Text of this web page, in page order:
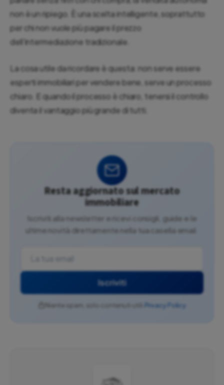
non è un ripiego. È una scelta intelligente, soprattutto
per chi non vuole più pagare il prezzo
dell'intermediazione tradizionale.
La cosa utile da ricordare è questa: non serve essere
esperti immobiliari per vendere bene, serve un processo
chiaro. E quando il processo è chiaro, tenersi il controllo
diventa il vantaggio più grande di tutti.
Resta aggiornato sul mercato
immobiliare
Iscriviti alla newsletter e ricevi consigli, guide e le
ultime novità direttamente nella tua casella email.
Iscriviti
Niente spam, solo contenuti utili. Privacy Policy